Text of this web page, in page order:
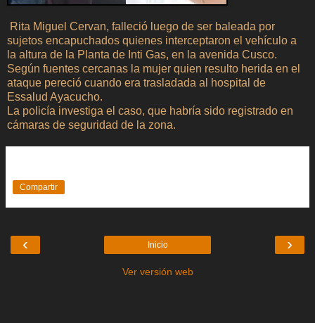
Rita Miguel Cervan, falleció luego de ser baleada por
sujetos encapuchados quienes interceptaron el vehículo a
la altura de la Planta de Inti Gas, en la avenida Cusco.
Según fuentes cercanas la mujer quien resulto herida en el
ataque pereció cuando era trasladada al hospital de
Essalud Ayacucho.
La policía investiga el caso, que habría sido registrado en
cámaras de seguridad de la zona.
Compartir
‹ ›
Inicio
Ver versión web